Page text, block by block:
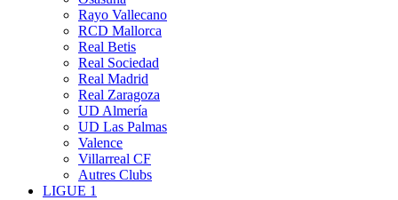
Rayo Vallecano
RCD Mallorca
Real Betis
Real Sociedad
Real Madrid
Real Zaragoza
UD Almería
UD Las Palmas
Valence
Villarreal CF
Autres Clubs
LIGUE 1